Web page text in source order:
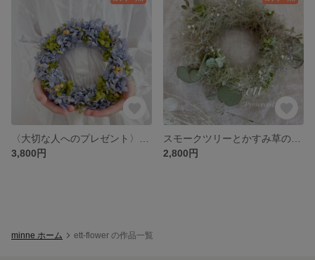
3,800円
2,800円
minne ホーム ett-flower の作品一覧